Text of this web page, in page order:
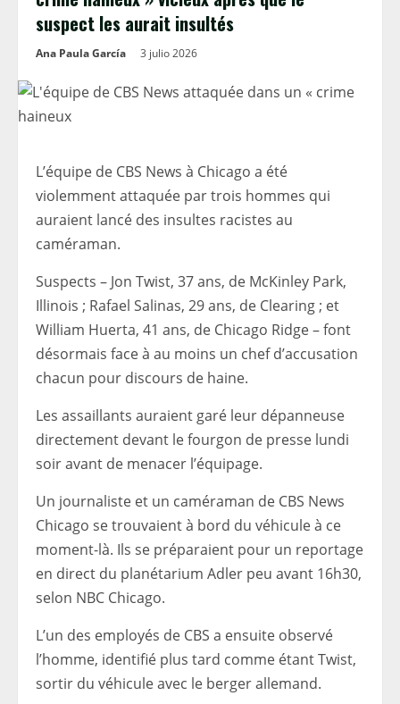
suspect les aurait insultés
Ana Paula García 3 julio 2026
L’équipe de CBS News à Chicago a été
violemment attaquée par trois hommes qui
auraient lancé des insultes racistes au
caméraman.
Suspects – Jon Twist, 37 ans, de McKinley Park,
Illinois ; Rafael Salinas, 29 ans, de Clearing ; et
William Huerta, 41 ans, de Chicago Ridge – font
désormais face à au moins un chef d’accusation
chacun pour discours de haine.
Les assaillants auraient garé leur dépanneuse
directement devant le fourgon de presse lundi
soir avant de menacer l’équipage.
Un journaliste et un caméraman de CBS News
Chicago se trouvaient à bord du véhicule à ce
moment-là. Ils se préparaient pour un reportage
en direct du planétarium Adler peu avant 16h30,
selon NBC Chicago.
L’un des employés de CBS a ensuite observé
l’homme, identifié plus tard comme étant Twist,
sortir du véhicule avec le berger allemand.